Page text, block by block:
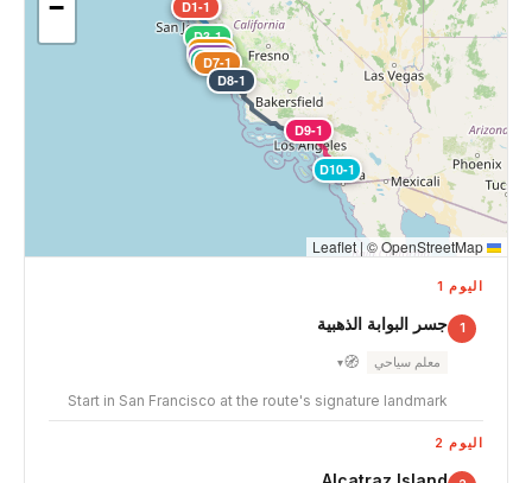
D1-1
D2-1
D3-1
D4-1
D5-1
D6-1
D7-1
D8-1
D9-1
D10-1
−
| ©OpenStreetMap
اليوم 1
1 جسر البوابة الذهبية
معلم سياحي 🧭
▾
Start in San Francisco at the route's signature landmark
اليوم 2